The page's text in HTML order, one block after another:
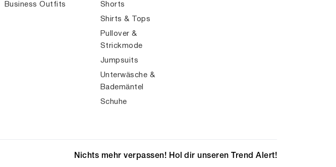
Business Outfits Shorts
Shirts & Tops
Pullover &
Strickmode
Jumpsuits
Unterwäsche &
Bademäntel
Schuhe
Nichts mehr verpassen! Hol dir unseren Trend Alert!